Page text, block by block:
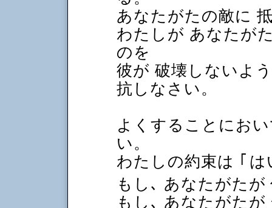
あなたがたの敵に
わたしが あなたが
のを
彼が 破壊しないよ
抗しなさい。
よくすることにお
い。
わたしの約束は ｢ は
もし､ あなたがたが
もし､ あなたがたが